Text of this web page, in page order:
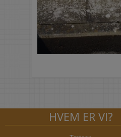
HVEM ER VI?